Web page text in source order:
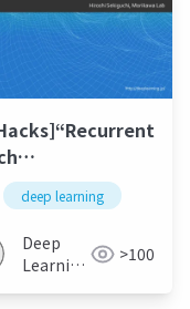
deep learning
Deep
Learning
>100